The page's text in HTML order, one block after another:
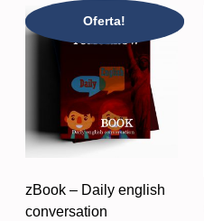
Oferta!
zBook – Daily english
conversation